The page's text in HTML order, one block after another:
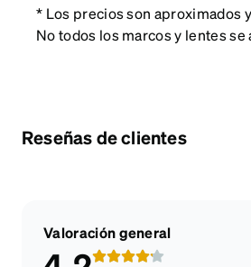
* Los precios son aproximados
No todos los marcos y lentes se
Reseñas de clientes
Valoración general